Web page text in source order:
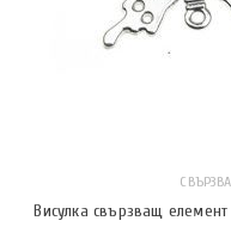
Висулка свързващ